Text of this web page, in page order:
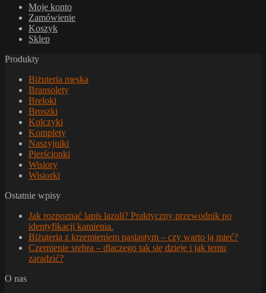
Moje konto
Zamówienie
Koszyk
Sklep
Produkty
Biżuteria męska
Bransolety
Breloki
Broszki
Kolczyki
Komplety
Naszyjniki
Pierścionki
Wisiory
Wisiorki
Ostatnie wpisy
Jak rozpoznać lapis lazuli? Praktyczny przewodnik po
identyfikacji kamienia.
Biżuteria z krzemieniem pasiastym – czy warto ją mieć?
Czernienie srebra – dlaczego tak się dzieje i jak temu
zaradzić?
O nas